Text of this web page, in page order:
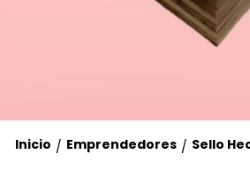
Inicio / Emprendedores / Sello